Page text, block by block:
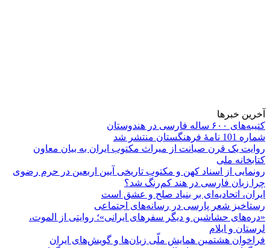
آخرین خبرها
کتیبه‌های ۶۰۰ ساله فارسی در هندوستان
شماره 101 نامۀ فرهنگستان منتشر شد
روایت یک قرن صیانت از میراث مکتوب ایران به بیان معاون
کتابخانه ملی
رونمایی از اسناد کهن و مکتوب تاریخی آیین اربعین در حرم رضوی
چرا زبان فارسی در هند کم‌رنگ شد؟
ایران، اتحادیه‌ای بر بنیاد صلح و عشق است
رستاخیز شعر پارسی در رسانه‌های اجتماعی
«دره‌های حشاشین و دیگر سفرهای ایرانی»؛ روایتی از الموت،
لرستان و ایلام
فراخوان هشتمین همایش ملّی زبان‌ها و گویش‌های ایران